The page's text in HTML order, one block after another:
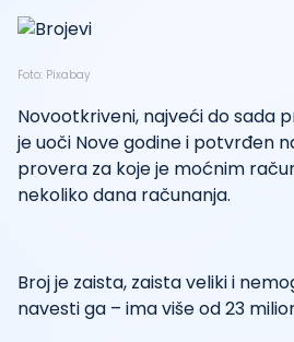
Foto: Pixabay
Novootkriveni, najveći do sada
je uoči Nove godine i potvrđen
provera za koje je moćnim
nekoliko dana računanja.
Broj je zaista, zaista veliki i
navesti ga – ima više od 23